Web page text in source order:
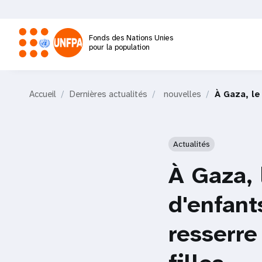
contenu
principal
Fonds des Nations Unies
pour la population
Accueil Dernières actualités nouvelles À Gaza,
Actualités
À